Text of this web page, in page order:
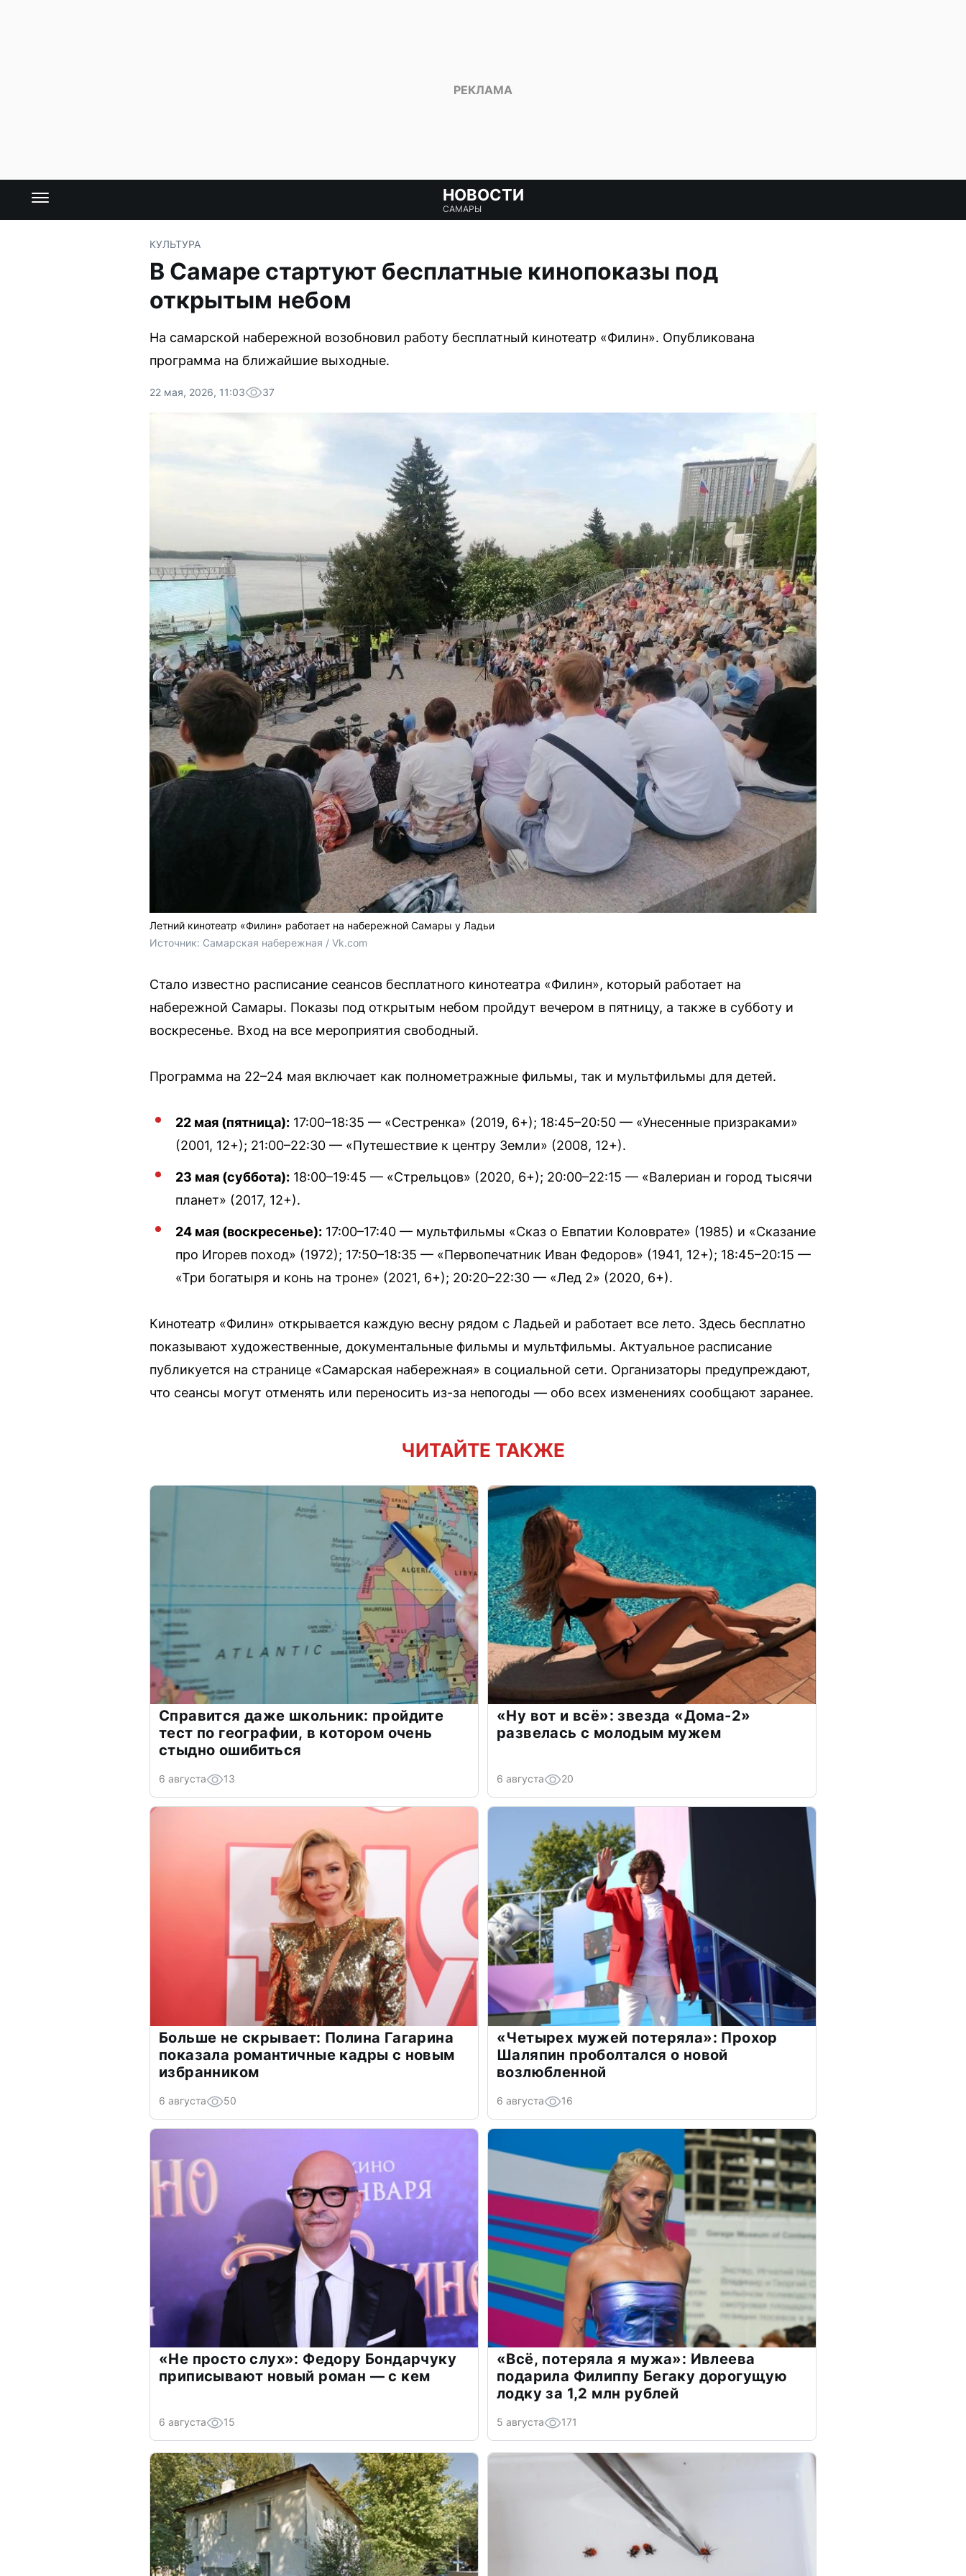
НОВОСТИ
САМАРЫ
КУЛЬТУРА
В Самаре стартуют бесплатные кинопоказы под
открытым небом
На самарской набережной возобновил работу бесплатный кинотеатр «Филин». Опубликована
программа на ближайшие выходные.
22 мая, 2026, 11:03 37
Летний кинотеатр «Филин» работает на набережной Самары у Ладьи
Источник: Самарская набережная / Vk.com
Стало известно расписание сеансов бесплатного кинотеатра «Филин», который работает на
набережной Самары. Показы под открытым небом пройдут вечером в пятницу, а также в субботу и
воскресенье. Вход на все мероприятия свободный.
Программа на 22–24 мая включает как полнометражные фильмы, так и мультфильмы для детей.
22 мая (пятница): 17:00–18:35 — «Сестренка» (2019, 6+); 18:45–20:50 — «Унесенные призраками»
(2001, 12+); 21:00–22:30 — «Путешествие к центру Земли» (2008, 12+).
23 мая (суббота): 18:00–19:45 — «Стрельцов» (2020, 6+); 20:00–22:15 — «Валериан и город тысячи
планет» (2017, 12+).
24 мая (воскресенье): 17:00–17:40 — мультфильмы «Сказ о Евпатии Коловрате» (1985) и «Сказание
про Игорев поход» (1972); 17:50–18:35 — «Первопечатник Иван Федоров» (1941, 12+); 18:45–20:15 —
«Три богатыря и конь на троне» (2021, 6+); 20:20–22:30 — «Лед 2» (2020, 6+).
Кинотеатр «Филин» открывается каждую весну рядом с Ладьей и работает все лето. Здесь бесплатно
показывают художественные, документальные фильмы и мультфильмы. Актуальное расписание
публикуется на странице «Самарская набережная» в социальной сети. Организаторы предупреждают,
что сеансы могут отменять или переносить из-за непогоды — обо всех изменениях сообщают заранее.
ЧИТАЙТЕ ТАКЖЕ
Справится даже школьник: пройдите
тест по географии, в котором очень
стыдно ошибиться
6 августа 13
«Ну вот и всё»: звезда «Дома-2»
развелась с молодым мужем
6 августа 20
Больше не скрывает: Полина Гагарина
показала романтичные кадры с новым
избранником
6 августа 50
«Четырех мужей потеряла»: Прохор
Шаляпин проболтался о новой
возлюбленной
6 августа 16
«Не просто слух»: Федору Бондарчуку
приписывают новый роман — с кем
6 августа 15
«Всё, потеряла я мужа»: Ивлеева
подарила Филиппу Бегаку дорогущую
лодку за 1,2 млн рублей
5 августа 171